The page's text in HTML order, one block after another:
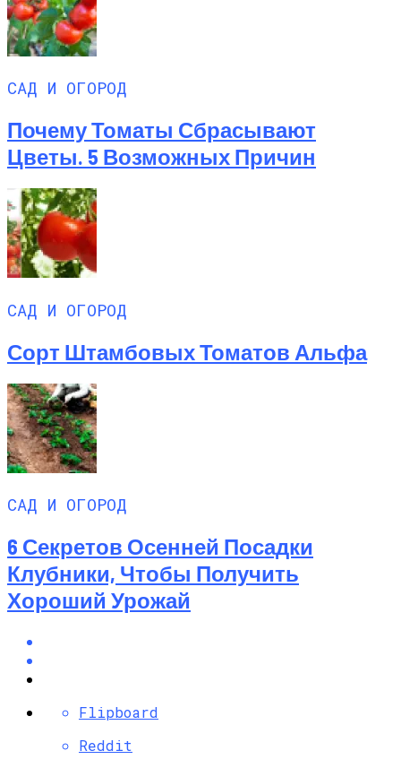
САД И ОГОРОД
Почему Томаты Сбрасывают
Цветы. 5 Возможных Причин
САД И ОГОРОД
Сорт Штамбовых Томатов Альфа
САД И ОГОРОД
6 Секретов Осенней Посадки
Клубники, Чтобы Получить
Хороший Урожай
Flipboard
Reddit